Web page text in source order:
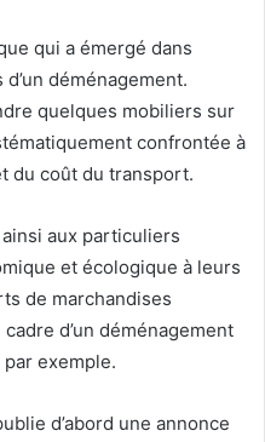
qui a émergé dans
déménagement.
quelques mobiliers sur
confrontée à
du coût du transport.
aux particuliers
et écologique à leurs
de marchandises
d’un déménagement
exemple.
d’abord une annonce